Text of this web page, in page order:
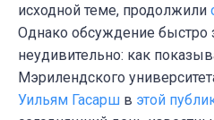
исходной теме, продолжили
Однако обсуждение быстро
неудивительно: как
Мэрилендского
Уильям Гасарш в этой